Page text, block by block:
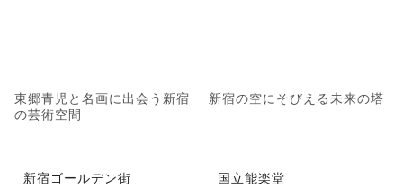
東郷青児と名画に出会う新宿
の芸術空間
新宿の空にそびえる未来の塔
新宿ゴールデン街 国立能楽堂